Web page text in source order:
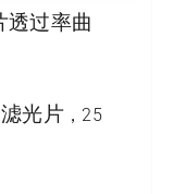
透过率曲
光片，25